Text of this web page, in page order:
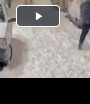
Play
Video